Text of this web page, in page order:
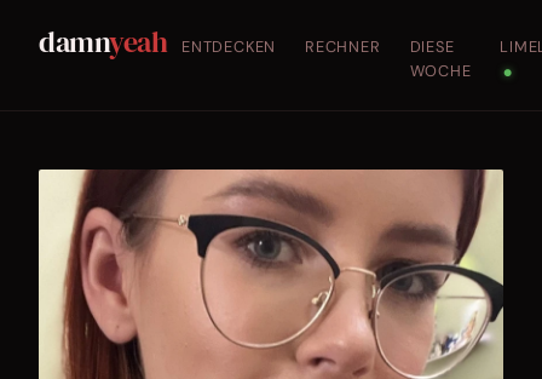
damnyeah ENTDECKEN RECHNER
DIESE
WOCHE
●